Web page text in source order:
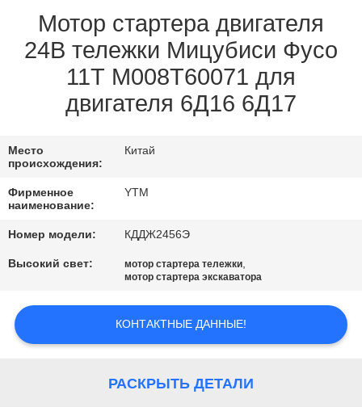
ПРОВЕРКА
КАЧЕСТВА
СВЯЖИТЕСЬ
СПРОСИТЕ
ЦИТАТУ
ПОЛИТИКА
КОНФИДЕНЦИАЛЬНОСТИ
Мотор стартера двигателя
24В тележки Мицубиси Фусо
11Т М008Т60071 для
двигателя 6Д16 6Д17
Место
происхождения:
Китай
Фирменное
наименование:
YTM
Номер модели: КДДЖ2456Э
Высокий свет: мотор стартера тележки,
мотор стартера экскаватора
КОНТАКТНЫЕ ДАННЫЕ!
РАСКРЫТЬ ДЕТАЛИ